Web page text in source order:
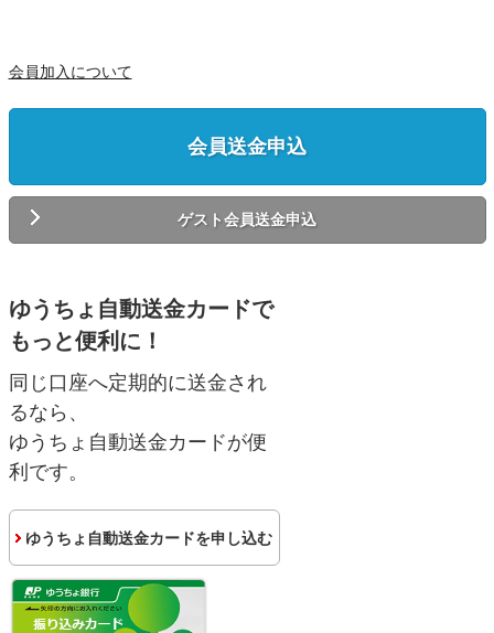
会員加入について
会員送金申込
ゲスト会員送金申込
ゆうちょ自動送金カードで
もっと便利に！
同じ口座へ定期的に送金され
るなら、
ゆうちょ自動送金カードが便
利です。
ゆうちょ自動送金カードを申し込む